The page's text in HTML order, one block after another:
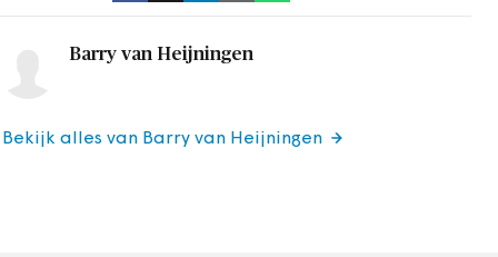
Barry van Heijningen
Bekijk alles van Barry van Heijningen